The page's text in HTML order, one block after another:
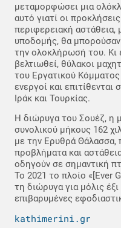
μεταμορφώσει μια
αυτό γιατί οι
περιφερειακή αστάθεια,
υποδομής, θα
την ολοκλήρωσή του. Κι
βελτιωθεί, θύλακοι
του Εργατικού
ενεργοί και
Ιράκ και Τουρκίας.
Η διώρυγα του Σουέζ, η
συνολικού μήκους 162
με την Ερυθρά
προβλήματα και
οδηγούν σε σημαντική
Το 2021 το πλοίο «[Ever
τη διώρυγα για μόλις
επιβαρυμένες
kathimerini.gr